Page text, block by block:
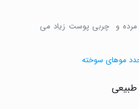
مرده و چربی پوست زیاد می
موهای سوخته
طبیعی